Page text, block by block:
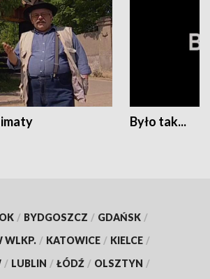
Było tak...
/ BYDGOSZCZ / GDAŃSK /
WLKP. / KATOWICE / KIELCE /
/ LUBLIN / ŁÓDŹ / OLSZTYN /